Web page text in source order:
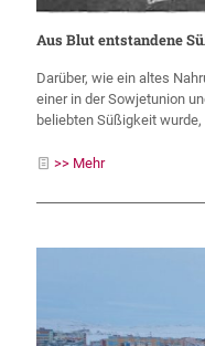
Aus Blut entstandene
Darüber, wie ein altes
einer in der Sowjetunion
beliebten Süßigkeit
>> Mehr